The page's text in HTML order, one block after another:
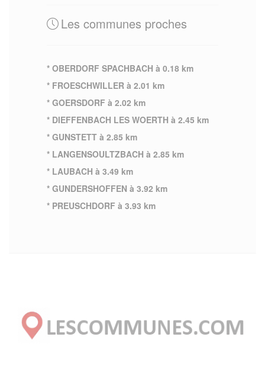
Les communes proches
* OBERDORF SPACHBACH à 0.18 km
* FROESCHWILLER à 2.01 km
* GOERSDORF à 2.02 km
* DIEFFENBACH LES WOERTH à 2.45 km
* GUNSTETT à 2.85 km
* LANGENSOULTZBACH à 2.85 km
* LAUBACH à 3.49 km
* GUNDERSHOFFEN à 3.92 km
* PREUSCHDORF à 3.93 km